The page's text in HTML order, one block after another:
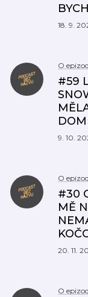
18. 9.
O
#59
9. 10.
O
#30
MĚ
20. 11.
O